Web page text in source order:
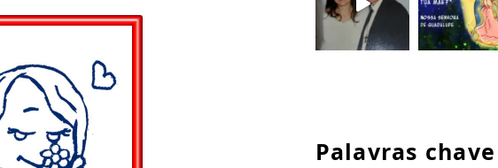
Palavras chave